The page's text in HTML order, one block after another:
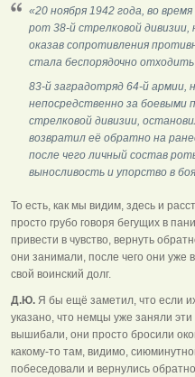
«20 ноября 1942 года, во
рот 38-й стрелковой дивизии,
оказав сопротивления
стала беспорядочно
83-й заградотряд 64-й армии,
непосредственно за боевыми
стрелковой дивизии,
возвратил её обратно на
после чего личный состав
выносливость и упорство в
То есть, как мы видим, здесь и
просто грубо говоря бегущих в
привести в чувство, вернуть
они занимали, после чего они уже
свой воинский долг.
Д.Ю. Я бы ещё заметил, что если
указано, что немцы уже заняли
вышибали, они просто бросили
какому-то там, видимо,
побеседовали и вернулись